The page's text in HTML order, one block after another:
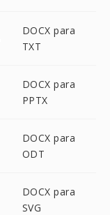
DOCX para
TXT
DOCX para
PPTX
DOCX para
ODT
DOCX para
SVG